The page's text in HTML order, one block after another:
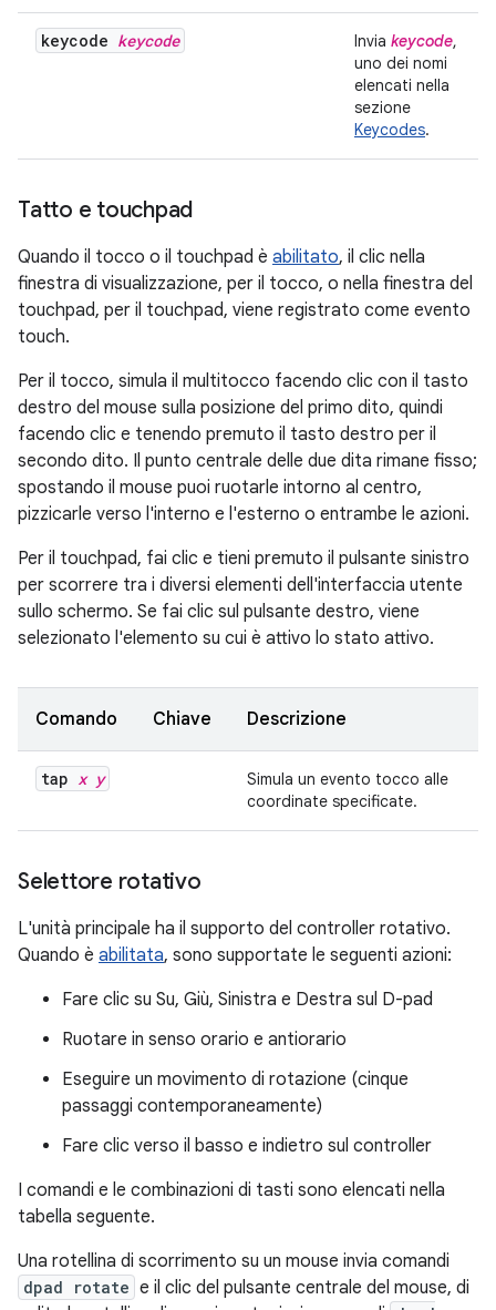
keycode keycode Invia keycode,
uno dei nomi
elencati nella
sezione
Keycodes.
Tatto e touchpad
Quando il tocco o il touchpad è abilitato, il clic nella
finestra di visualizzazione, per il tocco, o nella finestra del
touchpad, per il touchpad, viene registrato come evento
touch.
Per il tocco, simula il multitocco facendo clic con il tasto
destro del mouse sulla posizione del primo dito, quindi
facendo clic e tenendo premuto il tasto destro per il
secondo dito. Il punto centrale delle due dita rimane fisso;
spostando il mouse puoi ruotarle intorno al centro,
pizzicarle verso l'interno e l'esterno o entrambe le azioni.
Per il touchpad, fai clic e tieni premuto il pulsante sinistro
per scorrere tra i diversi elementi dell'interfaccia utente
sullo schermo. Se fai clic sul pulsante destro, viene
selezionato l'elemento su cui è attivo lo stato attivo.
Comando Chiave Descrizione
tap x y
Simula un evento tocco alle
coordinate specificate.
Selettore rotativo
L'unità principale ha il supporto del controller rotativo.
Quando è abilitata, sono supportate le seguenti azioni:
Fare clic su Su, Giù, Sinistra e Destra sul D-pad
Ruotare in senso orario e antiorario
Eseguire un movimento di rotazione (cinque
passaggi contemporaneamente)
Fare clic verso il basso e indietro sul controller
I comandi e le combinazioni di tasti sono elencati nella
tabella seguente.
Una rotellina di scorrimento su un mouse invia comandi
dpad rotate e il clic del pulsante centrale del mouse, di